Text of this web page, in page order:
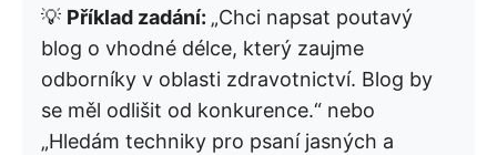
💡 Příklad zadání: „Chci napsat poutavý
blog o vhodné délce, který zaujme
odborníky v oblasti zdravotnictví. Blog by
se měl odlišit od konkurence.“ nebo
„Hledám techniky pro psaní jasných a